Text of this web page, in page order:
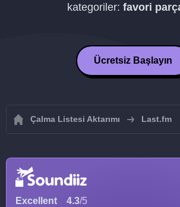
kategoriler: favori
Ücretsiz Başlayın
Çalma Listesi Aktarımı Last.fm
Excellent 4.3/5